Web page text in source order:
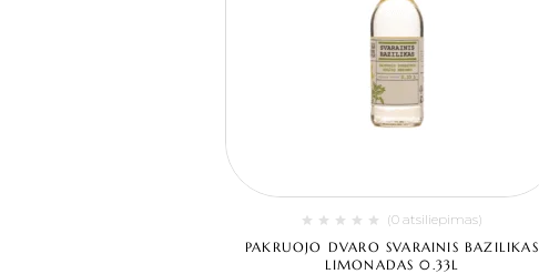
(0 atsiliepimas)
PAKRUOJO DVARO SVARAINIS BAZILIKAS
LIMONADAS 0.33L